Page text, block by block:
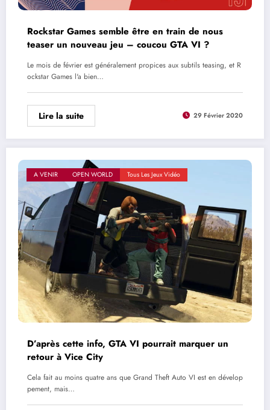
Rockstar Games semble être en train de nous
teaser un nouveau jeu – coucou GTA VI ?
Le mois de février est généralement propices aux subtils teasing, et R
ockstar Games l'a bien…
Lire la suite 29 Février 2020
A VENIR OPEN WORLD Tous Les Jeux Vidéo
D’après cette info, GTA VI pourrait marquer un
retour à Vice City
Cela fait au moins quatre ans que Grand Theft Auto VI est en dévelop
pement, mais…